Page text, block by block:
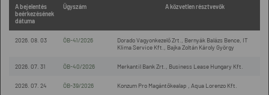
A bejelentés
beérkezésének
dátuma
Ügyszám A közvetlen résztvevők
2026. 08. 03 ÖB-41/2026
Dorado Vagyonkezelő Zrt., Bernyák Balázs Bence, IT
Klima Service Kft., Bajka Zoltán Károly György
2026. 07. 31 ÖB-40/2026 Merkantil Bank Zrt., Business Lease Hungary Kft.
2026. 07. 24 ÖB-39/2026 Konzum Pro Magántőkealap , Aqua Lorenzo Kft.